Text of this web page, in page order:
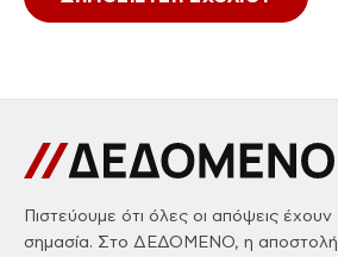
Πιστεύουμε ότι όλες οι απόψεις έχουν
σημασία. Στο ΔΕΔΟΜΕΝΟ, η αποστολή